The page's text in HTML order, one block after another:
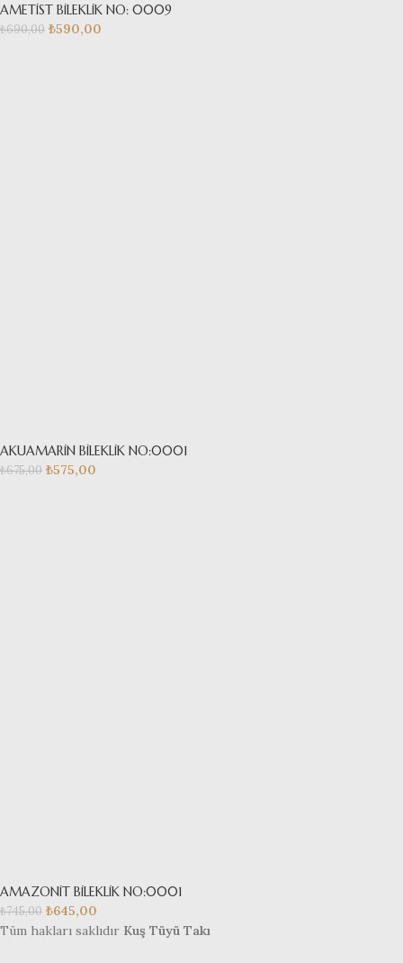
AMETİST BİLEKLİK NO: 0009
₺690,00 ₺590,00
AKUAMARİN BİLEKLİK NO:0001
₺675,00 ₺575,00
AMAZONİT BİLEKLİK NO:0001
₺745,00 ₺645,00
Tüm hakları saklıdır Kuş Tüyü Takı